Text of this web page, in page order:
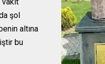
şol
altına
bu